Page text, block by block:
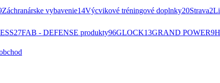
Záchranárske vybavenie14Výcvikové tréningové doplnky20Strava2
ESS27FAB - DEFENSE produkty96GLOCK13GRAND POWER9